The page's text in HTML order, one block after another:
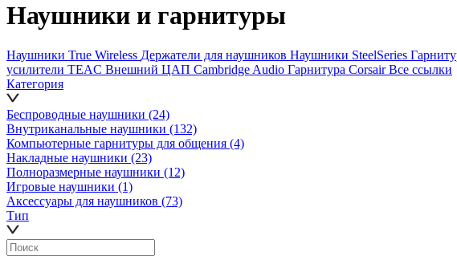
Наушники и гарнитуры
Наушники True Wireless Держатели для наушников Наушники SteelSeries
усилители TEAC Внешний ЦАП Cambridge Audio Гарнитура CorsairВсе ссылки
Категория
Беспроводные наушники (24)
Внутриканальные наушники (132)
Компьютерные гарнитуры для общения (4)
Накладные наушники (23)
Полноразмерные наушники (12)
Игровые наушники (1)
Аксессуары для наушников (73)
Тип